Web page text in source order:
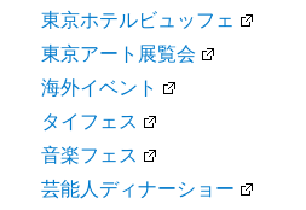
東京ホテルビュッフェ
東京アート展覧会
海外イベント
タイフェス
音楽フェス
芸能人ディナーショー